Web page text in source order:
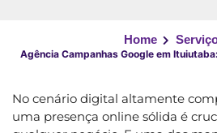
Home
Agência Campanhas Google em
No cenário digital altamente
uma presença online sólida é